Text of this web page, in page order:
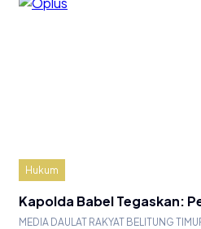
Hukum
Kapolda Babel Tegaskan:
MEDIA DAULAT RAKYAT BELITUNG